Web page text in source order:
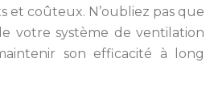
et coûteux. N’oubliez pas que
votre système de ventilation
son efficacité à long